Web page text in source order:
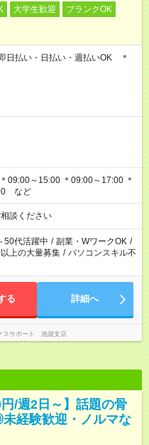
大学生歓迎
ブランクOK
払い・日払い・週払いOK ＊
など
談ください
50代活躍中 / 副業・WワークOK /
上の大量募集 / パソコンスキル不
る 詳細へ
スサポート 池袋支店
/週2日～】話題の骨
経験歓迎・ノルマな